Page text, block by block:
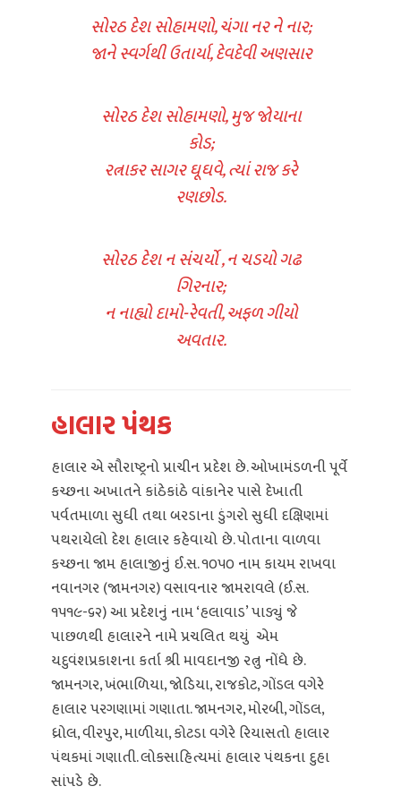
સોરઠ દેશ સોહામણો, ચંગા નર ને નાર;
જાને સ્વર્ગથી ઉતાર્યા, દેવદેવી અણસાર
સોરઠ દેશ સોહામણો, મુજ જોયાના
કોડ;
રત્નાકર સાગર ઘૂઘવે, ત્યાં રાજ કરે
રણછોડ.
સોરઠ દેશ ન સંચર્યો , ન ચડયો ગઢ
ગિરનાર;
ન નાહ્યો દામો-રેવતી, અફળ ગીયો
અવતાર.
હાલાર પંથક
હાલાર એ સૌરાષ્ટ્રનો પ્રાચીન પ્રદેશ છે. ઓખામંડળની પૂર્વે
કચ્છના અખાતને કાંઠેકાંઠે વાંકાનેર પાસે દેખાતી
પર્વતમાળા સુધી તથા બરડાના ડુંગરો સુધી દક્ષિણમાં
પથરાયેલો દેશ હાલાર કહેવાયો છે. પોતાના વાળવા
કચ્છના જામ હાલાજીનું ઈ.સ. ૧૦૫૦ નામ કાયમ રાખવા
નવાનગર (જામનગર) વસાવનાર જામરાવલે (ઈ.સ.
૧૫૧૯-૬૨) આ પ્રદેશનું નામ ‘હલાવાડ’ પાડ્યું જે
પાછળથી હાલારને નામે પ્રચલિત થયું એમ
યદુવંશપ્રકાશના કર્તા શ્રી માવદાનજી રત્નુ નોંધે છે.
જામનગર, ખંભાળિયા, જોડિયા, રાજકોટ, ગોંડલ વગેરે
હાલાર પરગણામાં ગણાતા. જામનગર, મોરબી, ગોંડલ,
ધ્રોલ, વીરપુર, માળીયા, કોટડા વગેરે રિયાસતો હાલાર
પંથકમાં ગણાતી. લોકસાહિત્યમાં હાલાર પંથકના દુહા
સાંપડે છે.